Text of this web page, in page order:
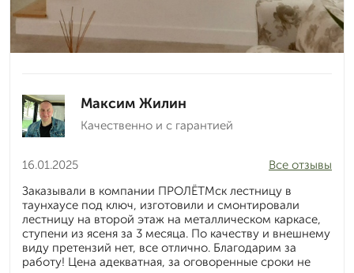
Максим Жилин
Качественно и с гарантией
16.01.2025
Все отзывы
Заказывали в компании ПРОЛЁТМск лестницу в
таунхаусе под ключ, изготовили и смонтировали
лестницу на второй этаж на металлическом каркасе,
ступени из ясеня за 3 месяца. По качеству и внешнему
виду претензий нет, все отлично. Благодарим за
работу! Цена адекватная, за оговоренные сроки не